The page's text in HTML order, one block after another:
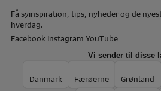
Få syinspiration, tips, nyheder og de
hverdag.
Facebook Instagram YouTube
Vi sender til disse
Danmark Færøerne Grønland